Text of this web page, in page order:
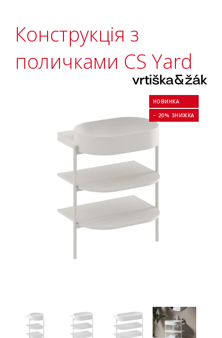
Конструкція з
поличками CS Yard
НОВИНКА
− 20% ЗНИЖКА